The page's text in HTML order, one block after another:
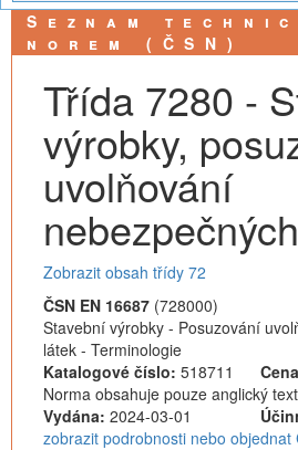
Seznam
norem (ČSN)
Třída 7280 -
výrobky,
uvolňování
Zobrazit obsah třídy 72
ČSN EN 16687 (728000)
Stavební výrobky - Posuzování
látek - Terminologie
Katalogové číslo: 518711
Norma obsahuje pouze anglický
Vydána: 2024-03-01
zobrazit podrobnosti nebo objednat